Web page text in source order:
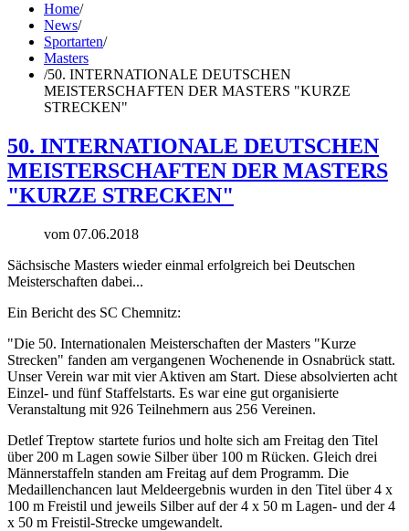
Home/
News/
Sportarten/
Masters
/50. INTERNATIONALE DEUTSCHEN
MEISTERSCHAFTEN DER MASTERS "KURZE
STRECKEN"
50. INTERNATIONALE DEUTSCHEN
MEISTERSCHAFTEN DER MASTERS
"KURZE STRECKEN"
vom 07.06.2018
Sächsische Masters wieder einmal erfolgreich bei Deutschen
Meisterschaften dabei...
Ein Bericht des SC Chemnitz:
"Die 50. Internationalen Meisterschaften der Masters "Kurze
Strecken" fanden am vergangenen Wochenende in Osnabrück statt.
Unser Verein war mit vier Aktiven am Start. Diese absolvierten acht
Einzel- und fünf Staffelstarts. Es war eine gut organisierte
Veranstaltung mit 926 Teilnehmern aus 256 Vereinen.
Detlef Treptow startete furios und holte sich am Freitag den Titel
über 200 m Lagen sowie Silber über 100 m Rücken. Gleich drei
Männerstaffeln standen am Freitag auf dem Programm. Die
Medaillenchancen laut Meldeergebnis wurden in den Titel über 4 x
100 m Freistil und jeweils Silber auf der 4 x 50 m Lagen- und der 4
x 50 m Freistil-Strecke umgewandelt.